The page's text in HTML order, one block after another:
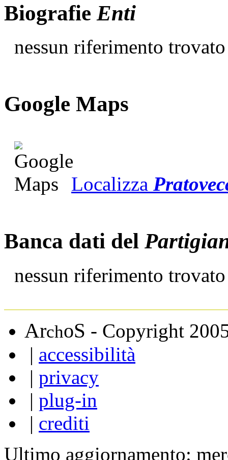
Biografie Enti
nessun riferimento trovato
Google Maps
Localizza
Banca dati del
nessun riferimento trovato
ArchoS - Copyright
| accessibilità
| privacy
| plug-in
| crediti
Ultimo aggiornamento: